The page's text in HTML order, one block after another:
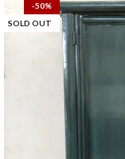
-50%
SOLD OUT